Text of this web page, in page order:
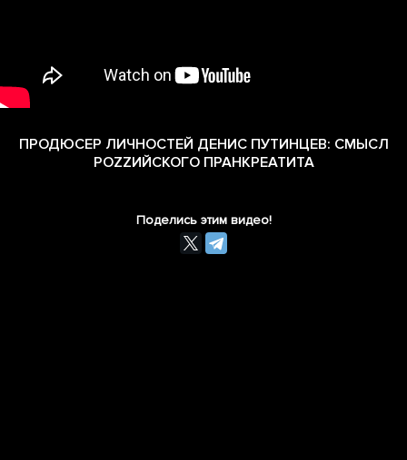
ПРОДЮСЕР ЛИЧНОСТЕЙ ДЕНИС ПУТИНЦЕВ: СМЫСЛ
РОZZИЙСКОГО ПРАНКРЕАТИТА
Поделись этим видео!